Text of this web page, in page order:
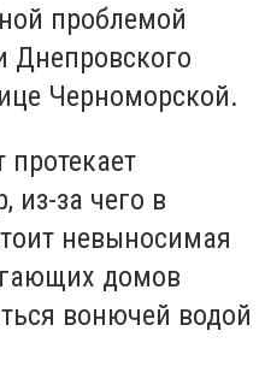
проблемой
Днепровского
Черноморской.
из-за чего в
невыносимая
домов
вонючей водой